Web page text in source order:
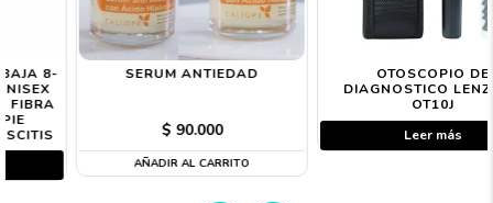
SERUM ANTIEDAD
AÑADIR AL CARRITO
OTOSCOPIO DE
DIAGNOSTICO LENZ HS-